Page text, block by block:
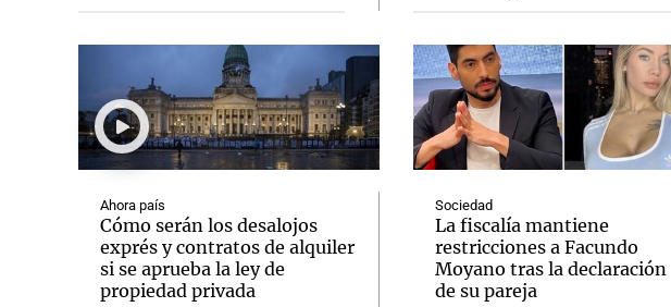
Ahora país
Cómo serán los desalojos
exprés y contratos de alquiler
si se aprueba la ley de
propiedad privada
Sociedad
La fiscalía mantiene
restricciones a Facundo
Moyano tras la declaración
de su pareja